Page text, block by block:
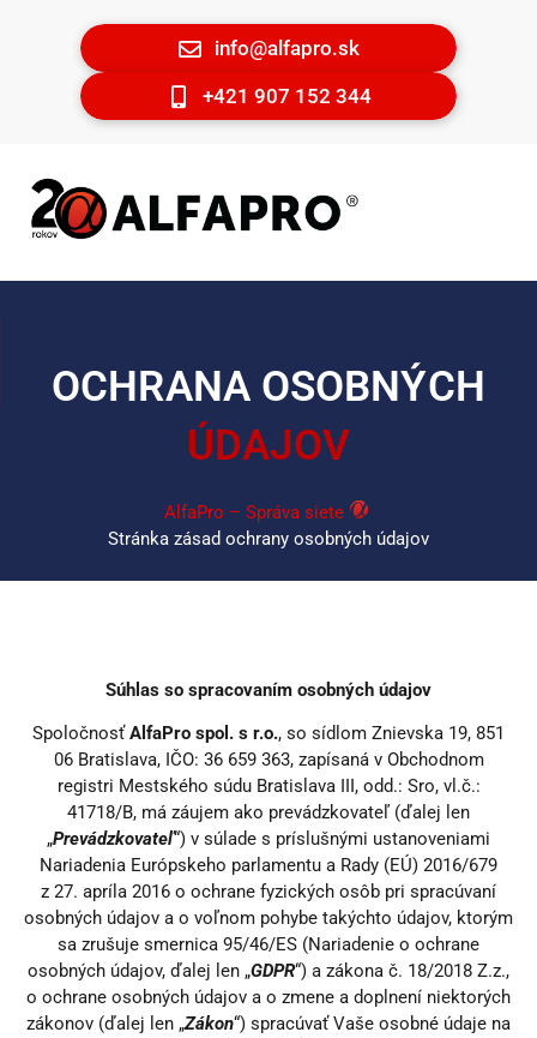
info@alfapro.sk
+421 907 152 344
OCHRANA OSOBNÝCH
ÚDAJOV
AlfaPro – Správa siete
Stránka zásad ochrany osobných údajov
Súhlas so spracovaním osobných údajov
SpoločnosťAlfaPro spol. s r.o., so sídlom Znievska 19, 851
06 Bratislava, IČO: 36 659 363, zapísaná v Obchodnom
registri Mestského súdu Bratislava III, odd.: Sro, vl.č.:
41718/B, má záujem ako prevádzkovateľ (ďalej len
„Prevádzkovateľ“) v súlade s príslušnými ustanoveniami
Nariadenia Európskeho parlamentu a Rady (EÚ) 2016/679
z 27. apríla 2016 o ochrane fyzických osôb pri spracúvaní
osobných údajov a o voľnom pohybe takýchto údajov, ktorým
sa zrušuje smernica 95/46/ES (Nariadenie o ochrane
osobných údajov, ďalej len „GDPR“) a zákona č. 18/2018 Z.z.,
o ochrane osobných údajov a o zmene a doplnení niektorých
zákonov (ďalej len „Zákon“) spracúvať Vaše osobné údaje na